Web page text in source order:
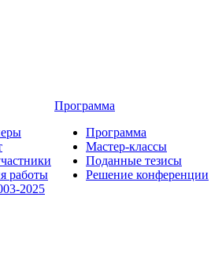
работы
2025
Программа
Программа
Мастер-классы
Поданные тезисы
Решение конференции